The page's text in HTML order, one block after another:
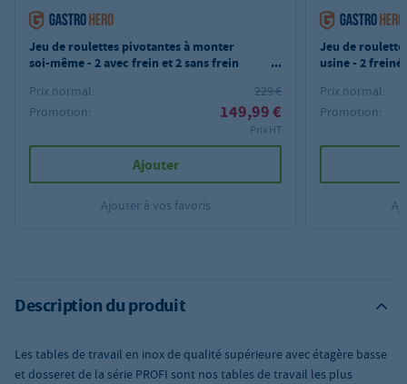
Jeu de roulettes pivotantes à monter
soi-même - 2 avec frein et 2 sans frein
Prix normal:
229 €
Promotion:
149,99 €
Prix HT
Ajouter
Ajouter à vos favoris
Jeu de
usine - 2
PROFI
Prix normal:
Promotion:
Description du produit
Les tables de travail en inox de qualité supérieure avec étagère basse
et dosseret de la série PROFI sont nos tables de travail les plus